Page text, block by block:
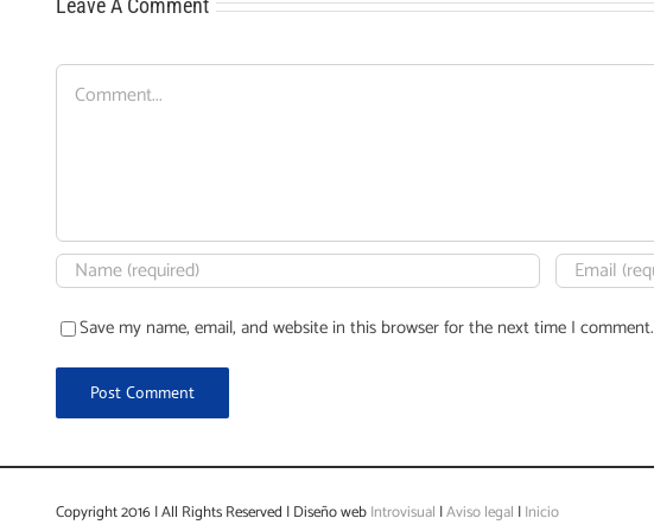
Leave A Comment
Comment
Save my name, email, and website in this browser for the next time I comment.
Copyright 2016 | All Rights Reserved | Diseño webIntrovisual |Aviso legal |Inicio